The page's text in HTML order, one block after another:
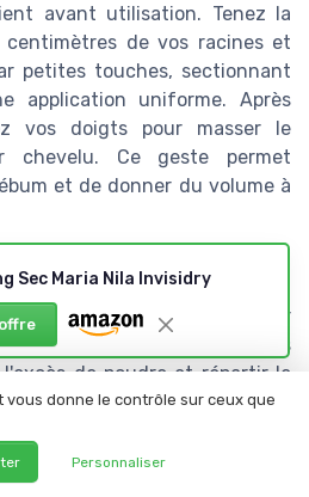
avant utilisation. Tenez la
de vos racines et
petites touches, sectionnant
application uniforme. Après
vos doigts pour masser le
chevelu. Ce geste permet
et de donner du volume à
après l'application pour
effet. Brossez ensuite vos
de poudre et répartir le
Utilisez un peigne ou une
de vos cheveux. Si vous
vous pouvez procéder à un
Sec Maria Nila Invisidry
donne le contrôle sur ceux que
Personnaliser